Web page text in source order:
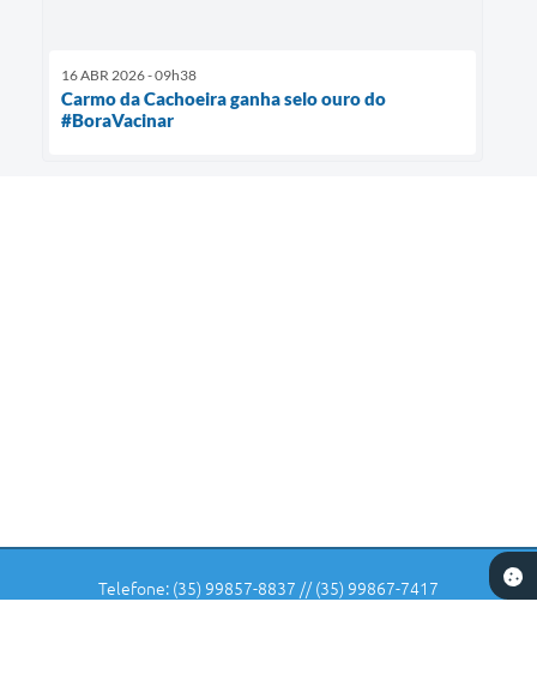
16 ABR 2026 - 09h38
Carmo da Cachoeira ganha selo ouro do
#BoraVacinar
Telefone: (35) 99857-8837 // (35) 99867-7417